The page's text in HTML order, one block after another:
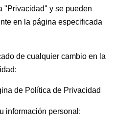
"Privacidad" y se pueden
en la página especificada
de cualquier cambio en la
de Política de Privacidad
información personal: